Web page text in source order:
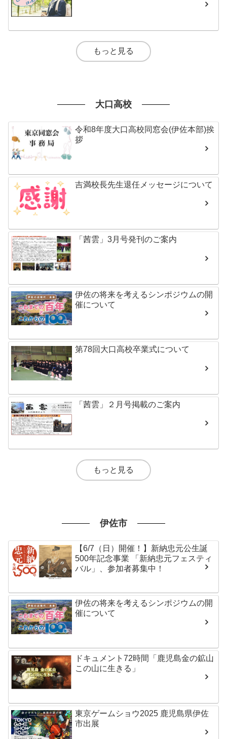
もっと見る
大口高校
令和8年度大口高校同窓会(伊佐本部)挨
拶
吉満校長先生退任メッセージについて
「茜雲」3月号発刊のご案内
伊佐の将来を考えるシンポジウムの開
催について
第78回大口高校卒業式について
「茜雲」２月号掲載のご案内
もっと見る
伊佐市
【6/7（日）開催！】新納忠元公生誕
500年記念事業 「新納忠元フェスティ
バル」、参加者募集中！
伊佐の将来を考えるシンポジウムの開
催について
ドキュメント72時間「鹿児島金の鉱山
この山に生きる」
東京ゲームショウ2025 鹿児島県伊佐
市出展